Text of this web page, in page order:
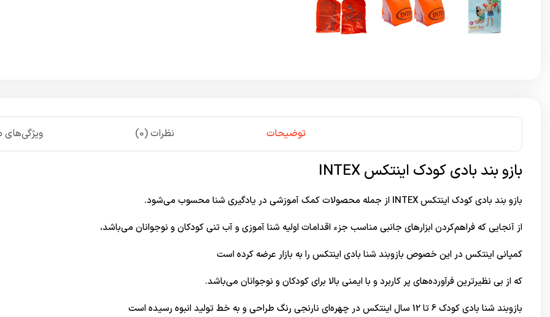
توضیحات نظرات (0)
بازو بند بادی کودک اینتکس INTEX
بازو بند بادی کودک اینتکس INTEX از جمله محصولات کمک آموزشی در یادگیری شنا محسوب می‌شود.
از آنجایی که فراهم‌کردن ابزارهای جانبی مناسب جزء اقدامات اولیه شنا آموزی و آب تنی کودکان و نوجوانان می‌باشد،
کمپانی اینتکس در این خصوص بازوبند شنا بادی اینتکس را به بازار عرضه کرده است
که از بی نظیرترین فرآورده‌های پر کاربرد و با ایمنی بالا برای کودکان و نوجوانان می‌باشد.
بازوبند شنا بادی کودک 6 تا 12 سال اینتکس در چهره‌ای نارنجی رنگ طراحی و به خط تولید انبوه رسیده است